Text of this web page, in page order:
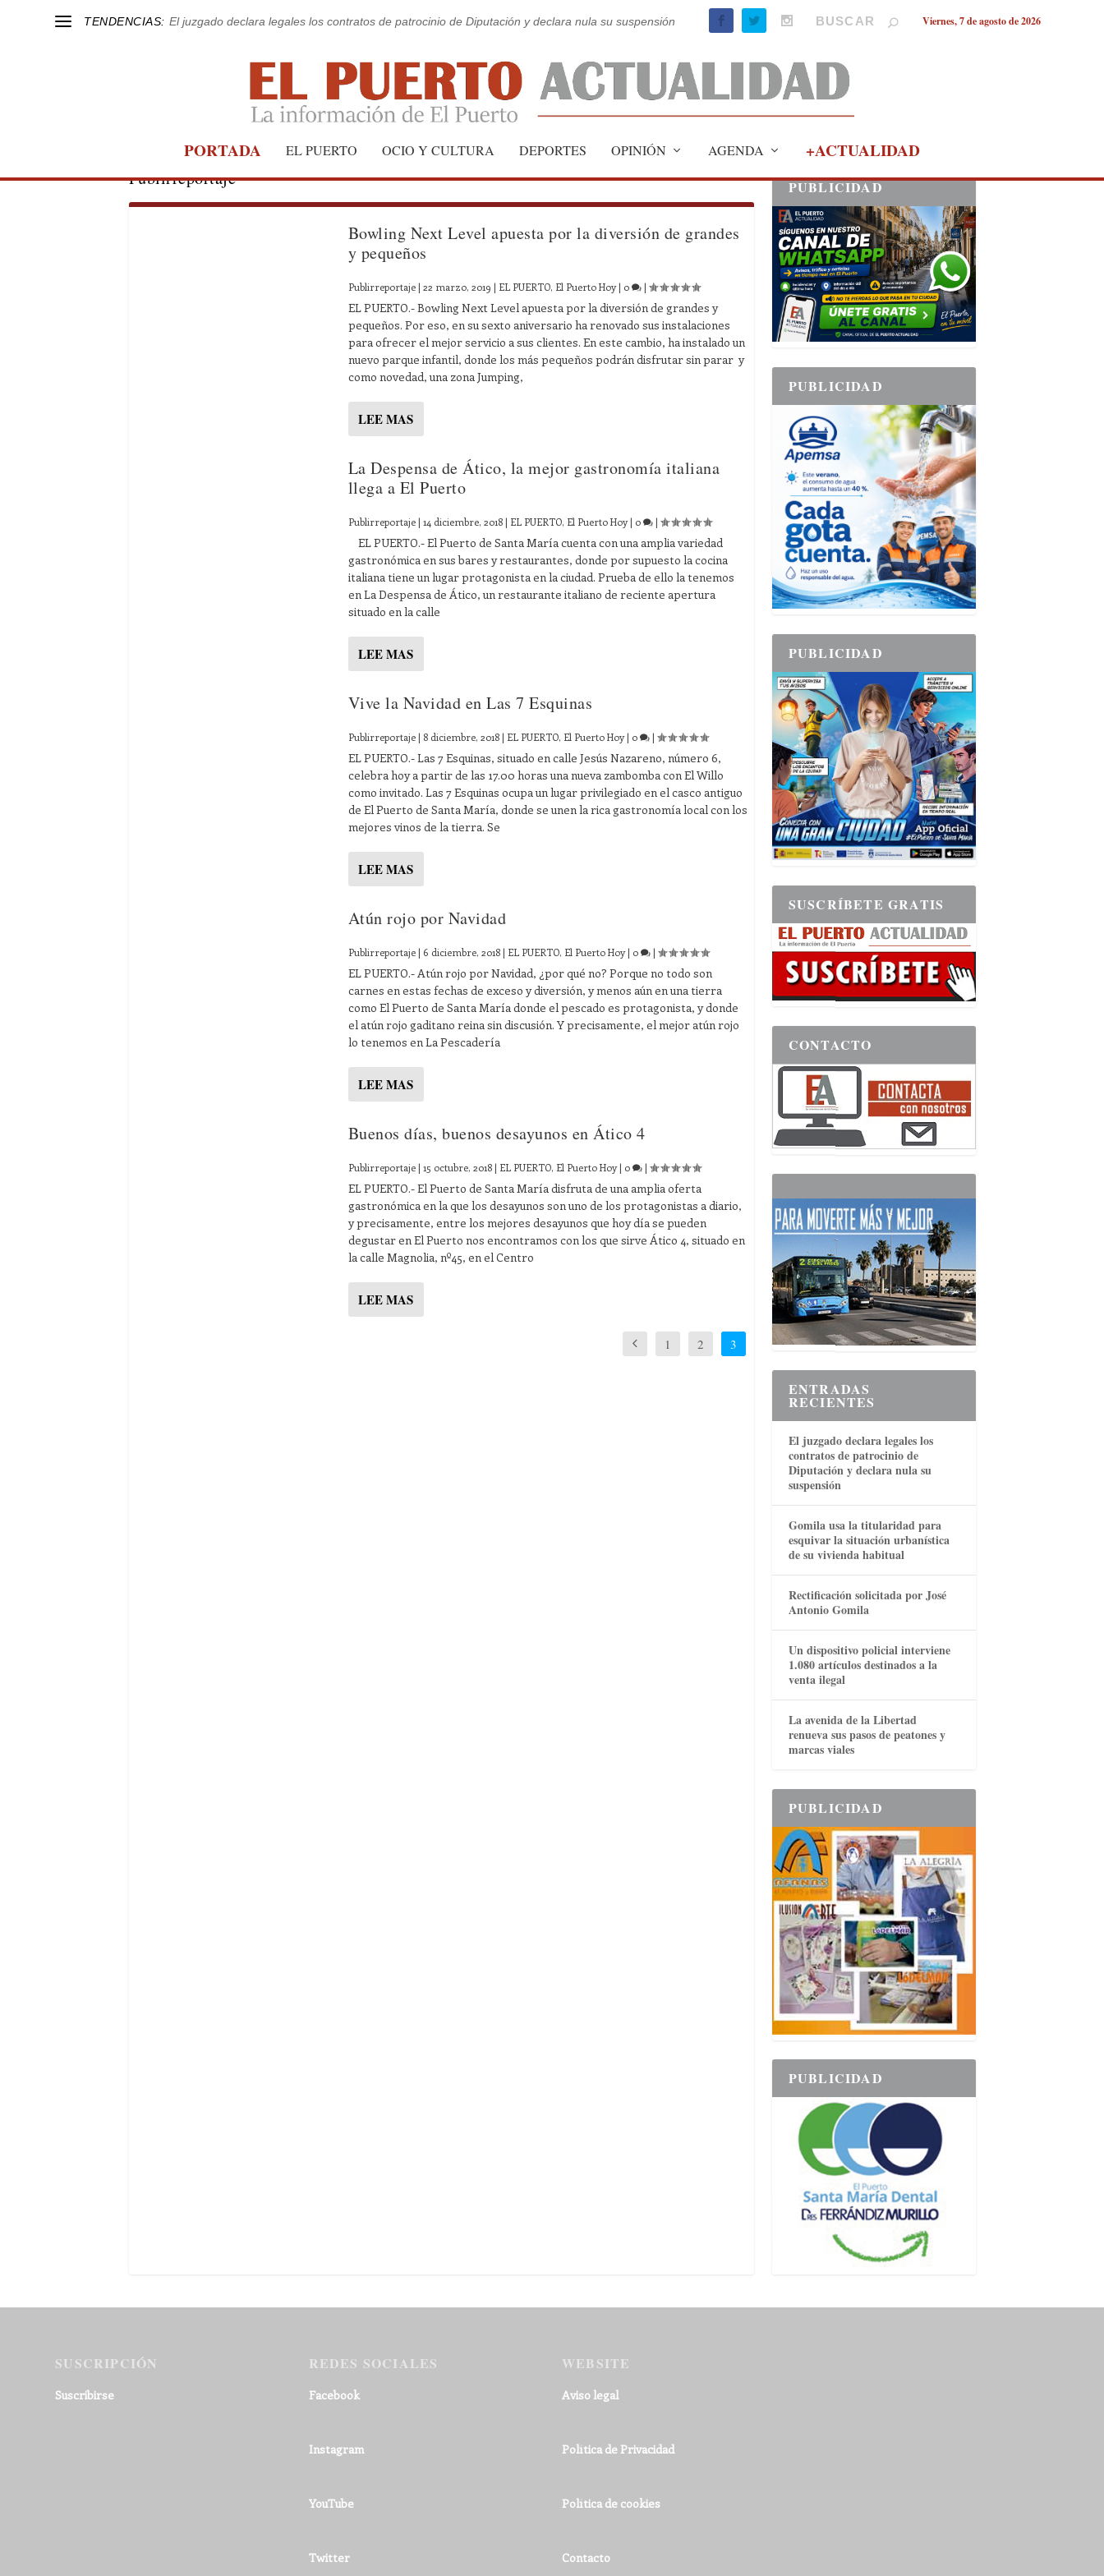
TENDENCIAS: El juzgado declara legales los contratos de patrocinio de Diputación y declara nula su suspensión Viernes, 7 de agosto de 2026
PORTADA EL PUERTO OCIO Y CULTURA DEPORTES OPINIÓN AGENDA +ACTUALIDAD
Publirreportaje
Bowling Next Level apuesta por la diversión de grandes
y pequeños
Publirreportaje| 22 marzo, 2019 | EL PUERTO, El Puerto Hoy| 0 |
EL PUERTO.- Bowling Next Level apuesta por la diversión de grandes y
pequeños. Por eso, en su sexto aniversario ha renovado sus instalaciones
para ofrecer el mejor servicio a sus clientes. En este cambio, ha instalado un
nuevo parque infantil, donde los más pequeños podrán disfrutar sin parar y
como novedad, una zona Jumping,
LEE MAS
La Despensa de Ático, la mejor gastronomía italiana
llega a El Puerto
Publirreportaje| 14 diciembre, 2018| EL PUERTO, El Puerto Hoy| 0 |
EL PUERTO.- El Puerto de Santa María cuenta con una amplia variedad
gastronómica en sus bares y restaurantes, donde por supuesto la cocina
italiana tiene un lugar protagonista en la ciudad. Prueba de ello la tenemos
en La Despensa de Ático, un restaurante italiano de reciente apertura
situado en la calle
LEE MAS
Vive la Navidad en Las 7 Esquinas
Publirreportaje| 8 diciembre, 2018| EL PUERTO, El Puerto Hoy| 0 |
EL PUERTO.- Las 7 Esquinas, situado en calle Jesús Nazareno, número 6,
celebra hoy a partir de las 17.00 horas una nueva zambomba con El Willo
como invitado. Las 7 Esquinas ocupa un lugar privilegiado en el casco antiguo
de El Puerto de Santa María, donde se unen la rica gastronomía local con los
mejores vinos de la tierra. Se
LEE MAS
Atún rojo por Navidad
Publirreportaje| 6 diciembre, 2018| EL PUERTO, El Puerto Hoy| 0 |
EL PUERTO.- Atún rojo por Navidad, ¿por qué no? Porque no todo son
carnes en estas fechas de exceso y diversión, y menos aún en una tierra
como El Puerto de Santa María donde el pescado es protagonista, y donde
el atún rojo gaditano reina sin discusión. Y precisamente, el mejor atún rojo
lo tenemos en La Pescadería
LEE MAS
Buenos días, buenos desayunos en Ático 4
Publirreportaje| 15 octubre, 2018| EL PUERTO, El Puerto Hoy| 0 |
EL PUERTO.- El Puerto de Santa María disfruta de una amplia oferta
gastronómica en la que los desayunos son uno de los protagonistas a diario,
y precisamente, entre los mejores desayunos que hoy día se pueden
degustar en El Puerto nos encontramos con los que sirve Ático 4, situado en
la calle Magnolia, nº45, en el Centro
LEE MAS
1 2 3
PUBLICIDAD
PUBLICIDAD
PUBLICIDAD
SUSCRÍBETE GRATIS
CONTACTO
ENTRADAS
RECIENTES
El juzgado declara legales los
contratos de patrocinio de
Diputación y declara nula su
suspensión
Gomila usa la titularidad para
esquivar la situación urbanística
de su vivienda habitual
Rectificación solicitada por José
Antonio Gomila
Un dispositivo policial interviene
1.080 artículos destinados a la
venta ilegal
La avenida de la Libertad
renueva sus pasos de peatones y
marcas viales
PUBLICIDAD
PUBLICIDAD
SUSCRIPCIÓN
Suscribirse
REDES SOCIALES
Facebook
Instagram
YouTube
Twitter
WEBSITE
Aviso legal
Política de Privacidad
Política de cookies
Contacto